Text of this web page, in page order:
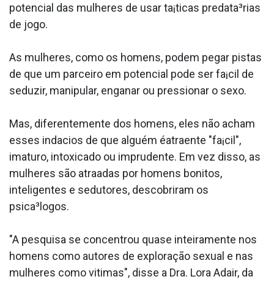
potencial das mulheres de usar ta¡ticas predata³rias
de jogo.
As mulheres, como os homens, podem pegar pistas
de que um parceiro em potencial pode ser fa¡cil de
seduzir, manipular, enganar ou pressionar o sexo.
Mas, diferentemente dos homens, eles não acham
esses inda­cios de que alguém éatraente "fa¡cil",
imaturo, intoxicado ou imprudente. Em vez disso, as
mulheres são atraa­das por homens bonitos,
inteligentes e sedutores, descobriram os
psica³logos.
"A pesquisa se concentrou quase inteiramente nos
homens como autores de exploração sexual e nas
mulheres como vitimas", disse a Dra. Lora Adair, da